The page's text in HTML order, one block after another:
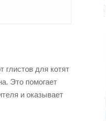
глистов для котят
Это помогает
и оказывает